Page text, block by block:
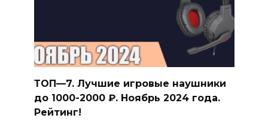
ТОП—7. Лучшие игровые наушники
до 1000-2000 ₽. Ноябрь 2024 года.
Рейтинг!